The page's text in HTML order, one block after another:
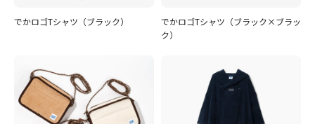
でかロゴTシャツ（ブラック）
でかロゴTシャツ（ブラック×ブラッ
ク）